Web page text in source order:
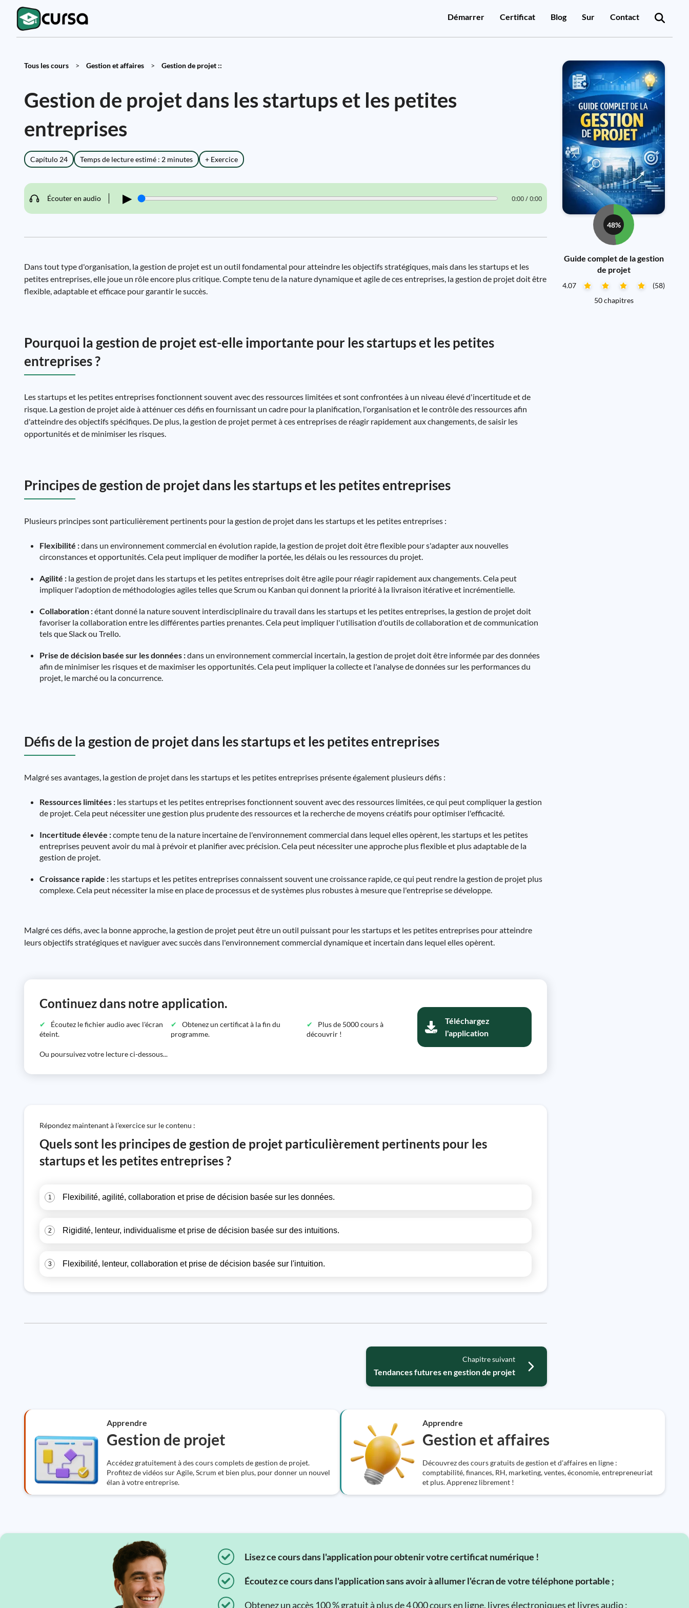
Démarrer Certificat Blog Sur Contact
Tous les cours > Gestion et affaires > Gestion de projet ::
Gestion de projet dans les startups et les petites
entreprises
Capítulo 24 Temps de lecture estimé : 2 minutes + Exercice
Écouter en audio ▶ 0:00 / 0:00
Dans tout type d'organisation, la gestion de projet est un outil fondamental pour atteindre les objectifs stratégiques, mais dans les startups et les
petites entreprises, elle joue un rôle encore plus critique. Compte tenu de la nature dynamique et agile de ces entreprises, la gestion de projet doit être
flexible, adaptable et efficace pour garantir le succès.
Pourquoi la gestion de projet est-elle importante pour les startups et les petites
entreprises ?
Les startups et les petites entreprises fonctionnent souvent avec des ressources limitées et sont confrontées à un niveau élevé d'incertitude et de
risque. La gestion de projet aide à atténuer ces défis en fournissant un cadre pour la planification, l'organisation et le contrôle des ressources afin
d'atteindre des objectifs spécifiques. De plus, la gestion de projet permet à ces entreprises de réagir rapidement aux changements, de saisir les
opportunités et de minimiser les risques.
Principes de gestion de projet dans les startups et les petites entreprises
Plusieurs principes sont particulièrement pertinents pour la gestion de projet dans les startups et les petites entreprises :
Flexibilité :dans un environnement commercial en évolution rapide, la gestion de projet doit être flexible pour s'adapter aux nouvelles
circonstances et opportunités. Cela peut impliquer de modifier la portée, les délais ou les ressources du projet.
Agilité : la gestion de projet dans les startups et les petites entreprises doit être agile pour réagir rapidement aux changements. Cela peut
impliquer l'adoption de méthodologies agiles telles que Scrum ou Kanban qui donnent la priorité à la livraison itérative et incrémentielle.
Collaboration :étant donné la nature souvent interdisciplinaire du travail dans les startups et les petites entreprises, la gestion de projet doit
favoriser la collaboration entre les différentes parties prenantes. Cela peut impliquer l'utilisation d'outils de collaboration et de communication
tels que Slack ou Trello.
Prise de décision basée sur les données :dans un environnement commercial incertain, la gestion de projet doit être informée par des données
afin de minimiser les risques et de maximiser les opportunités. Cela peut impliquer la collecte et l'analyse de données sur les performances du
projet, le marché ou la concurrence.
Défis de la gestion de projet dans les startups et les petites entreprises
Malgré ses avantages, la gestion de projet dans les startups et les petites entreprises présente également plusieurs défis :
Ressources limitées : les startups et les petites entreprises fonctionnent souvent avec des ressources limitées, ce qui peut compliquer la gestion
de projet. Cela peut nécessiter une gestion plus prudente des ressources et la recherche de moyens créatifs pour optimiser l'efficacité.
Incertitude élevée :compte tenu de la nature incertaine de l'environnement commercial dans lequel elles opèrent, les startups et les petites
entreprises peuvent avoir du mal à prévoir et planifier avec précision. Cela peut nécessiter une approche plus flexible et plus adaptable de la
gestion de projet.
Croissance rapide : les startups et les petites entreprises connaissent souvent une croissance rapide, ce qui peut rendre la gestion de projet plus
complexe. Cela peut nécessiter la mise en place de processus et de systèmes plus robustes à mesure que l'entreprise se développe.
Malgré ces défis, avec la bonne approche, la gestion de projet peut être un outil puissant pour les startups et les petites entreprises pour atteindre
leurs objectifs stratégiques et naviguer avec succès dans l'environnement commercial dynamique et incertain dans lequel elles opèrent.
Continuez dans notre application.
Écoutez le fichier audio avec l'écran
éteint.
Obtenez un certificat à la fin du
programme.
Plus de 5000 cours à
découvrir !
Ou poursuivez votre lecture ci-dessous...
Téléchargez
l'application
Répondez maintenant à l’exercice sur le contenu :
Quels sont les principes de gestion de projet particulièrement pertinents pour les
startups et les petites entreprises ?
1 Flexibilité, agilité, collaboration et prise de décision basée sur les données.
2 Rigidité, lenteur, individualisme et prise de décision basée sur des intuitions.
3 Flexibilité, lenteur, collaboration et prise de décision basée sur l'intuition.
Chapitre suivant
Tendances futures en gestion de projet
48%
Guide complet de la gestion
de projet
4.07
(58)
50 chapitres
Apprendre
Gestion de projet
Accédez gratuitement à des cours complets de gestion de projet.
Profitez de vidéos sur Agile, Scrum et bien plus, pour donner un nouvel
élan à votre entreprise.
Apprendre
Gestion et affaires
Découvrez des cours gratuits de gestion et d'affaires en ligne :
comptabilité, finances, RH, marketing, ventes, économie, entrepreneuriat
et plus. Apprenez librement !
Lisez ce cours dans l'application pour obtenir votre certificat numérique !
Écoutez ce cours dans l'application sans avoir à allumer l'écran de votre téléphone portable ;
Obtenez un accès 100 % gratuit à plus de 4 000 cours en ligne, livres électroniques et livres audio ;